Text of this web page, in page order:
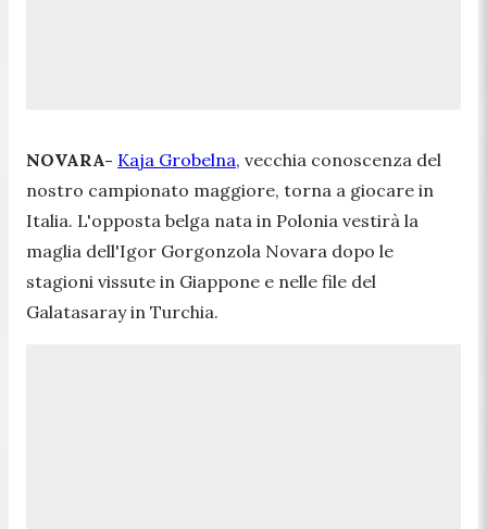
NOVARA- Kaja Grobelna, vecchia conoscenza del
nostro campionato maggiore, torna a giocare in
Italia. L'opposta belga nata in Polonia vestirà la
maglia dell'Igor Gorgonzola Novara dopo le
stagioni vissute in Giappone e nelle file del
Galatasaray in Turchia.